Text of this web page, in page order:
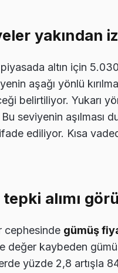
yakından
altın için
aşağı yönlü
belirtiliyor. Yukarı
seviyenin aşılması
ediliyor. Kısa
alımı
cephesinde gümüş
değer kaybeden
yüzde 2,8 artışla